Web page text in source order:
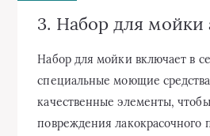
3. Набор для мойки
Набор для мойки включает в
специальные моющие
качественные элементы,
повреждения лакокрасочного